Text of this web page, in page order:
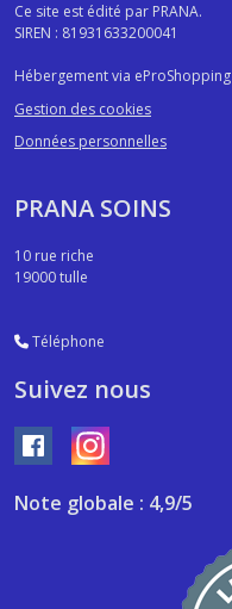
Ce site est édité par PRANA.
SIREN : 81931633200041
Hébergement via eProShopping
Gestion des cookies
Données personnelles
PRANA SOINS
10 rue riche
19000tulle
Téléphone
Suivez nous
Note globale : 4,9/5